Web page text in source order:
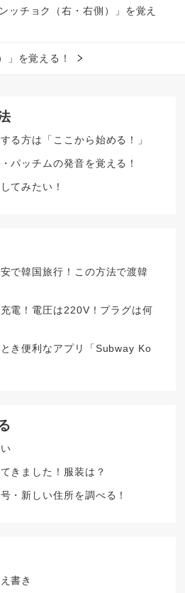
ッチョク（右・右側）」を覚え
」を覚える！
る方は「ここから始める！」
パッチムの発音を覚える！
てみたい！
で韓国旅行！この方法で渡韓
電！電圧は220V！プラグは何
き便利なアプリ「Subway Ko
きました！服装は？
・新しい住所を調べる！
書き